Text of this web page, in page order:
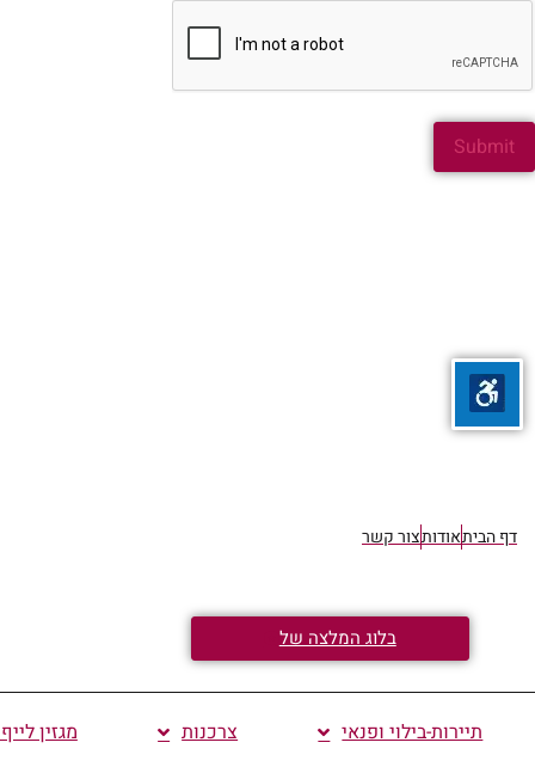
דף הביתאודותצור קשר
בלוג המלצה של
תיירות-בילוי ופנאי צרכנות מגזין